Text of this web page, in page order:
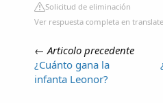
Solicitud de eliminación
Ver respuesta completa en
← Articolo precedente
¿Cuánto gana la
infanta Leonor?